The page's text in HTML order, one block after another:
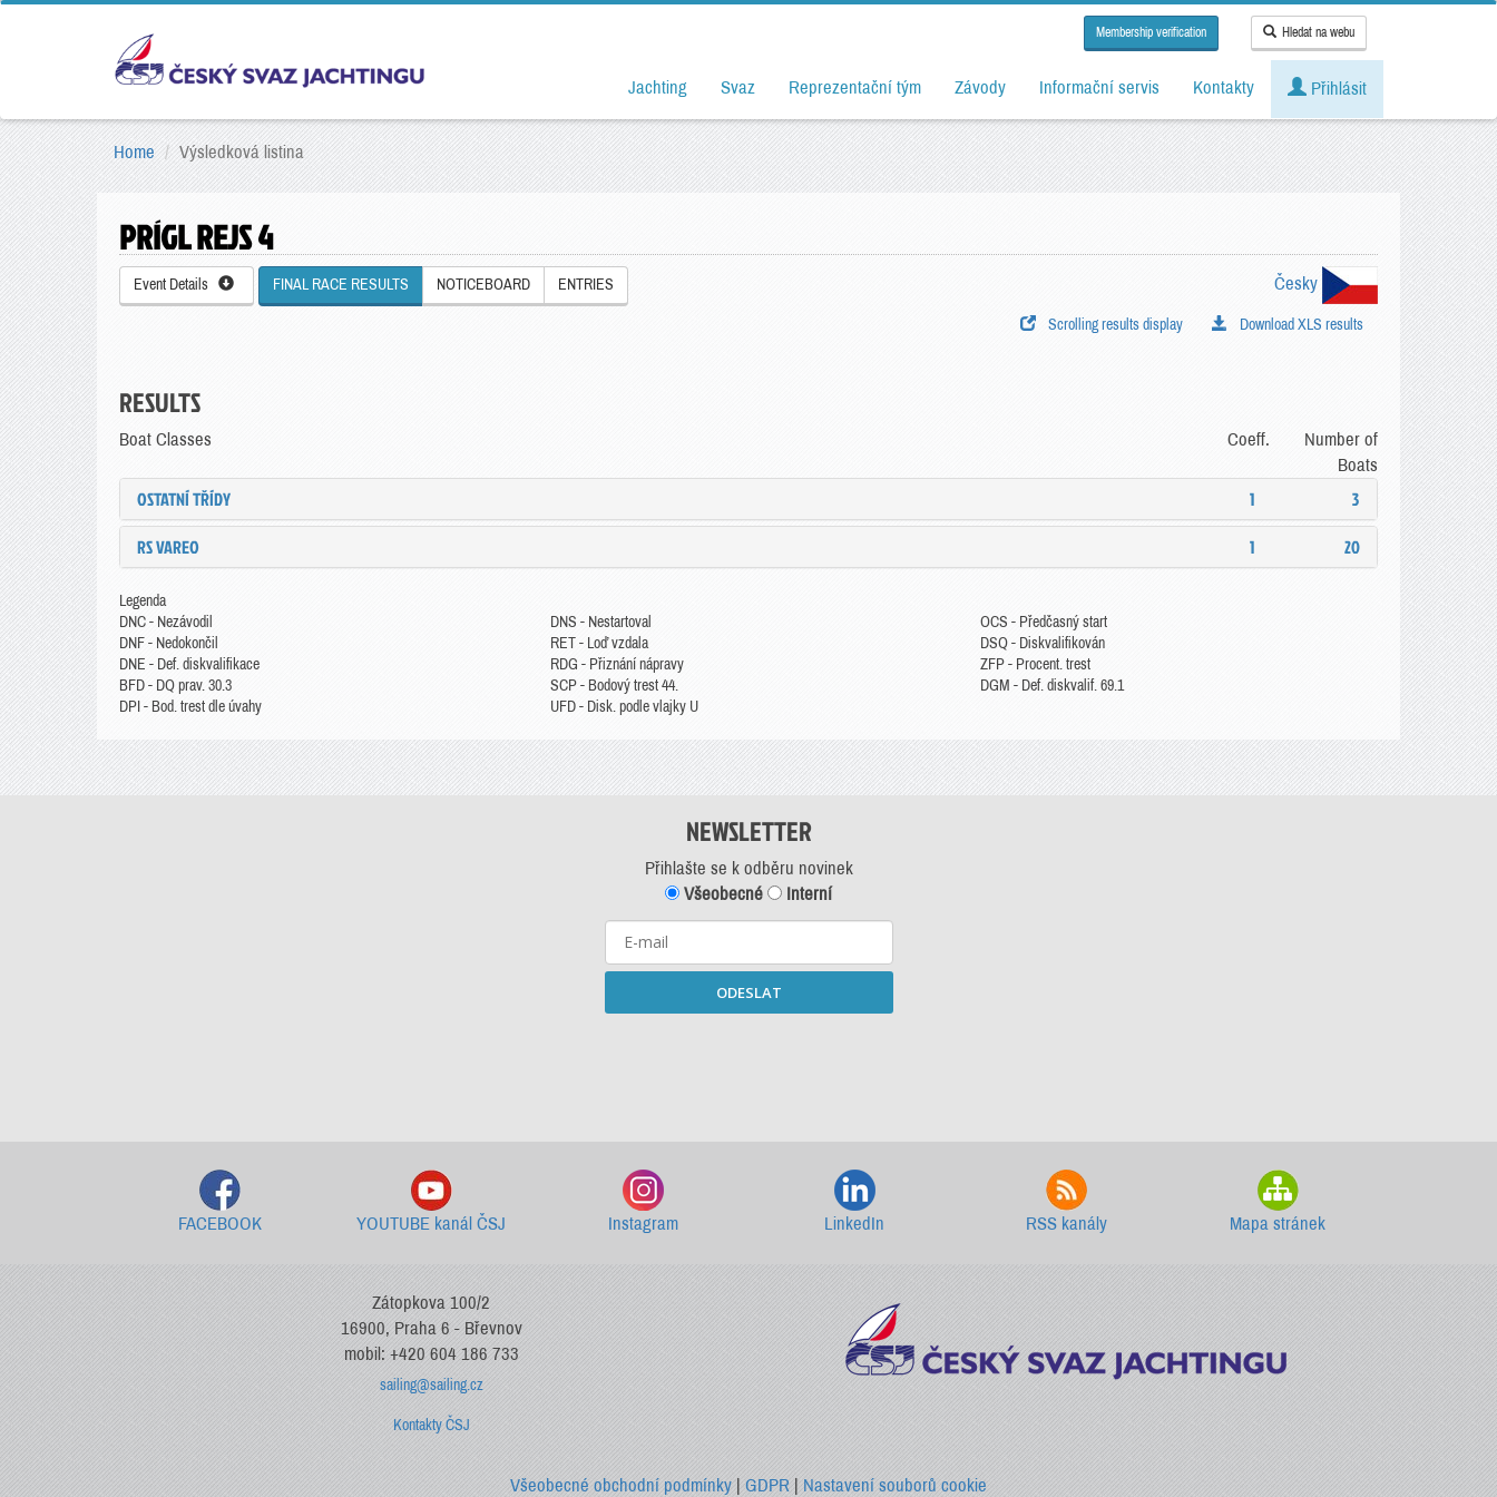
Membership verification Hledat na webu
Jachting Svaz Reprezentační tým Závody Informační servis Kontakty Přihlásit
Home Výsledková listina
PRÍGL REJS 4
Event Details FINAL RACE RESULTS NOTICEBOARD ENTRIES Česky
Download XLS results
Scrolling results display
RESULTS
Boat Classes Coeff.
Number of
Boats
OSTATNÍ TŘÍDY 1
3
RS VAREO
1 20
Legenda
DNC - Nezávodil
DNF - Nedokončil
DNE - Def. diskvalifikace
BFD - DQ prav. 30.3
DPI - Bod. trest dle úvahy
DNS - Nestartoval
RET - Loď vzdala
RDG - Přiznání nápravy
SCP - Bodový trest 44.
UFD - Disk. podle vlajky U
OCS - Předčasný start
DSQ - Diskvalifikován
ZFP - Procent. trest
DGM - Def. diskvalif. 69.1
NEWSLETTER
Přihlašte se k odběru novinek
Všeobecné
Interní
ODESLAT
FACEBOOK YOUTUBE kanál ČSJ Instagram LinkedIn RSS kanály Mapa stránek
Zátopkova 100/2
16900, Praha 6 - Břevnov
mobil: +420 604 186 733
sailing@sailing.cz
Kontakty ČSJ
Všeobecné obchodní podmínky |GDPR |Nastavení souborů cookie